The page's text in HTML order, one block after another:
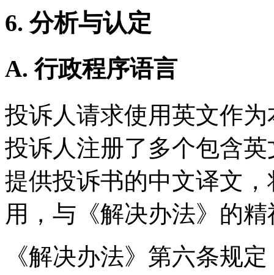
6. 分析与认定
A. 行政程序语言
投诉人请求使用英文作
投诉人注册了多个包含
提供投诉书的中文译文
用，与《解决办法》的
《解决办法》第六条规